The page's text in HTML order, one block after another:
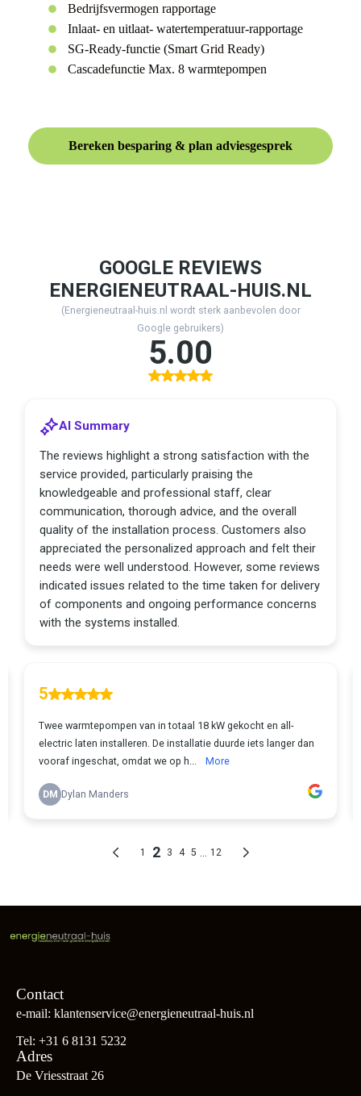
Bedrijfsvermogen rapportage
Inlaat- en uitlaat- watertemperatuur-rapportage
SG-Ready-functie (Smart Grid Ready)
Cascadefunctie Max. 8 warmtepompen
Bereken besparing & plan adviesgesprek
Contact
e-mail: klantenservice@energieneutraal-huis.nl
Tel: +31 6 8131 5232
Adres
De Vriesstraat 26